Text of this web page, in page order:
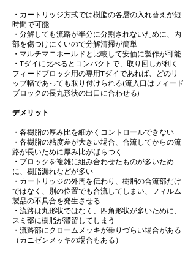
・カートリッジ方式では樹脂の各層の入れ替えが短
時間で可能
・分解しても流路が半分に分割されないために、内
部を傷つけにくいので分解清掃が簡単
・マルチマニホールドと比較して安価に製作が可能
・Tダイに比べるとコンパクトで、取り回しが利く
フィードブロック用の専用Tダイであれば、どのリ
ップ幅であっても取り付けられる(流入口はフィード
ブロックの長丸形状の出口に合わせる)
デメリット
・各樹脂の厚み比を細かくコントロールできない
・各樹脂の粘度差が大きい場合、合流してからの流
路が長いために厚み比がばらつく
・ブロックを複雑に組み合わせたものが多いため
に、樹脂漏れなどが多い
・カートリッジの外周を伝わり、樹脂の合流部だけ
ではなく、別の位置でも合流してしまい、フィルム
製品の不具合を発生させる
・流路は丸形状ではなく、四角形状が多いために、
スミ部に樹脂が滞留してしまう
・流路部にクロームメッキが乗りづらい場合がある
（カニゼンメッキの場合もある）